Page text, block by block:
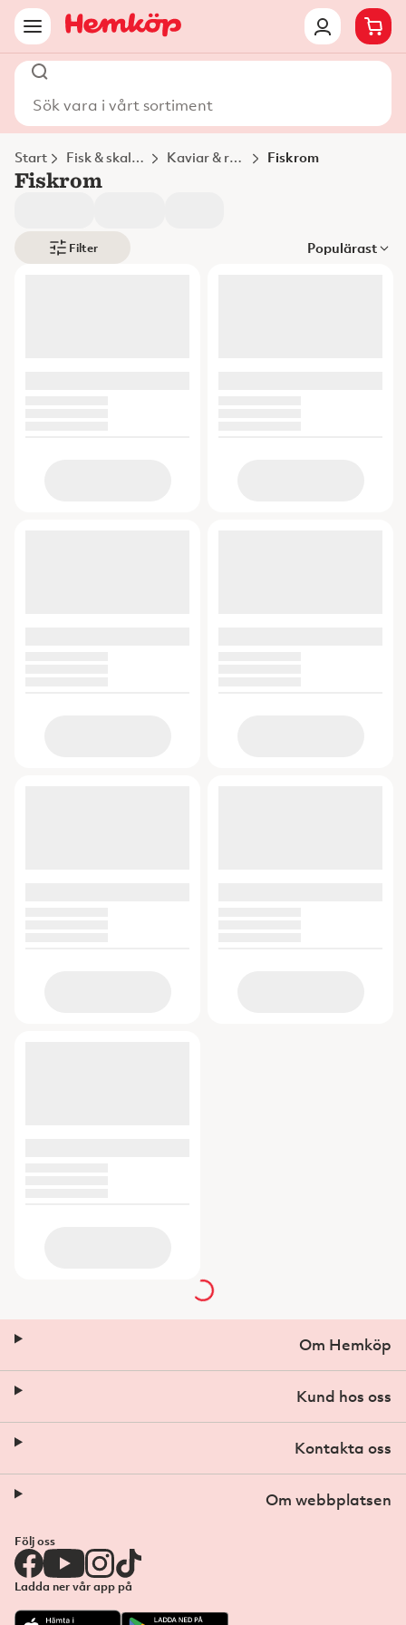
Start Fisk & skaldjur Kaviar & rom Fiskrom
Fiskrom
Filter Populärast
Om Hemköp
Kund hos oss
Kontakta oss
Om webbplatsen
Följ oss
Ladda ner vår app på